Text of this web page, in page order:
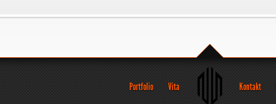
Portfolio Vita Kontakt